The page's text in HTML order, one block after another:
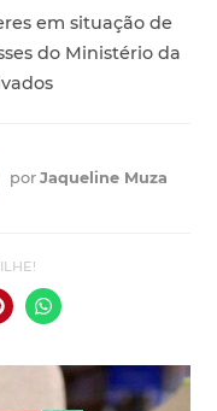
em situação de
do Ministério da
porJaqueline Muza